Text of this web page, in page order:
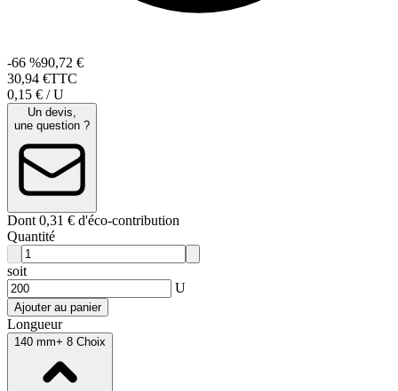
-66 %90,72 €
30,94 €TTC
0,15 € / U
Un devis,
une question ?
Dont 0,31 € d'éco-contribution
Quantité
soit
U
Ajouter au panier
Longueur
140 mm+ 8 Choix